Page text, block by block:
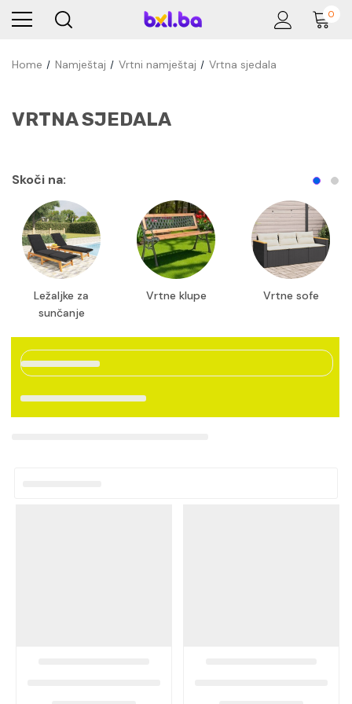
0
Home Namještaj Vrtni namještaj Vrtna sjedala
VRTNA SJEDALA
Skoči na:
Ležaljke za
sunčanje
Vrtne klupe Vrtne sofe